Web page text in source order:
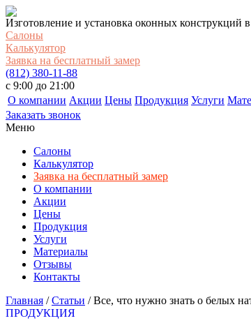
Изготовление и установка оконных конструкций
Салоны
Калькулятор
Заявка на бесплатный замер
(812) 380-11-88
c 9:00 до 21:00
О компании Акции Цены Продукция Услуги
Заказать звонок
Меню
Салоны
Калькулятор
Заявка на бесплатный замер
О компании
Акции
Цены
Продукция
Услуги
Материалы
Отзывы
Контакты
Главная /Статьи /Все, что нужно знать о белых
ПРОДУКЦИЯ